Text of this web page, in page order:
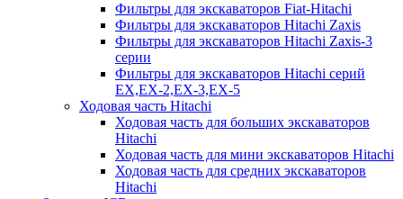
Фильтры для экскаваторов Fiat-Hitachi
Фильтры для экскаваторов Hitachi Zaxis
Фильтры для экскаваторов Hitachi Zaxis-3
серии
Фильтры для экскаваторов Hitachi серий
EX,EX-2,EX-3,EX-5
Ходовая часть Hitachi
Ходовая часть для больших экскаваторов
Hitachi
Ходовая часть для мини экскаваторов Hitachi
Ходовая часть для средних экскаваторов
Hitachi